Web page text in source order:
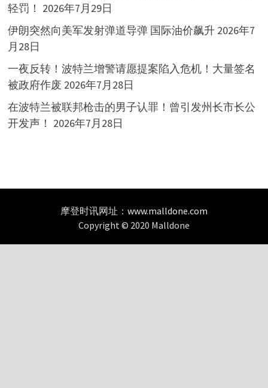
轻罚！ 2026年7月29日
伊朗突然向美军发射弹道导弹 国际油价飙升 2026年7
月28日
一夜反转！波特兰增警请愿提案陷入危机！大量签名
被政府作废 2026年7月28日
在波特兰被联邦枪击的男子认罪！曾引发州长市长公
开发声！ 2026年7月28日
摩登时讯网址： www.malldone.com
Copyright © 2020 Malldone